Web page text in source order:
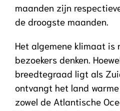
maanden zijn
de droogste maanden.
Het algemene klimaat is
bezoekers denken.
breedtegraad ligt als
ontvangt het land
zowel de Atlantische